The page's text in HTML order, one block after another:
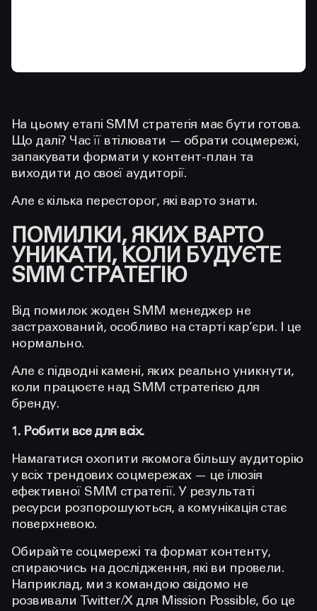
На цьому етапі SMM стратегія має бути готова.
Що далі? Час її втілювати — обрати соцмережі,
запакувати формати у контент-план та
виходити до своєї аудиторії.
Але є кілька пересторог, які варто знати.
ПОМИЛКИ, ЯКИХ ВАРТО
УНИКАТИ, КОЛИ БУДУЄТЕ
SMM СТРАТЕГІЮ
Від помилок жоден SMM менеджер не
застрахований, особливо на старті кар’єри. І це
нормально.
Але є підводні камені, яких реально уникнути,
коли працюєте над SMM стратегією для
бренду.
1. Робити все для всіх.
Намагатися охопити якомога більшу аудиторію
у всіх трендових соцмережах — це ілюзія
ефективної SMM стратегії. У результаті
ресурси розпорошуються, а комунікація стає
поверхневою.
Обирайте соцмережі та формат контенту,
спираючись на дослідження, які ви провели.
Наприклад, ми з командою свідомо не
розвивали Twitter/X для Mission Possible, бо це